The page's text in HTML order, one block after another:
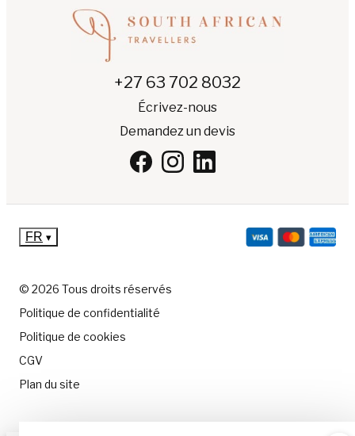
+27 63 702 8032
Écrivez-nous
Demandez un devis
© 2026 Tous droits réservés
Politique de confidentialité
Politique de cookies
CGV
Plan du site
FR ▾